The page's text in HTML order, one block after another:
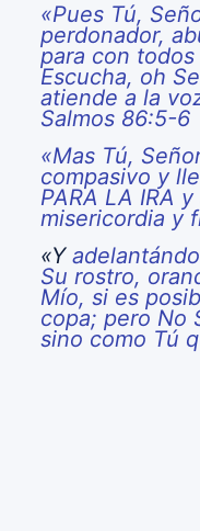
«Pues Tú,
perdonador,
para con
Escucha, oh
atiende a la
Salmos 86:5-6
«Mas Tú,
compasivo y
PARA LA IRA
misericordia y
«Y
Su rostro,
Mío, si es
copa; pero No
sino como Tú